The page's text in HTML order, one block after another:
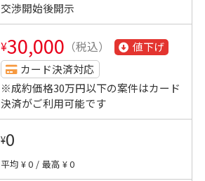
交渉開始後開示
¥30,000 （税込）
値下げ
カード決済対応
※成約価格30万円以下の案件はカード
決済がご利用可能です
¥0
平均 ¥ 0 / 最高 ¥ 0